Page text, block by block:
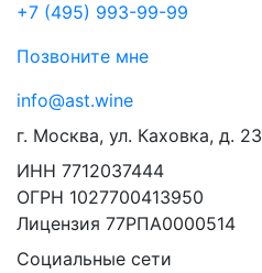
+7 (495) 993-99-99
Позвоните мне
info@ast.wine
г. Москва, ул. Каховка, д. 23
ИНН 7712037444
ОГРН 1027700413950
Лицензия 77РПА0000514
Социальные сети